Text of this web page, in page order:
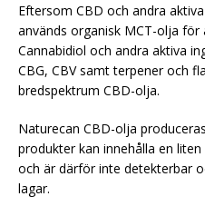
Eftersom CBD och andra
används organisk MCT-olja
Cannabidiol och andra aktiva
CBG, CBV samt terpener och
bredspektrum CBD-olja.
Naturecan CBD-olja
produkter kan innehålla en
och är därför inte detekterbar
lagar.